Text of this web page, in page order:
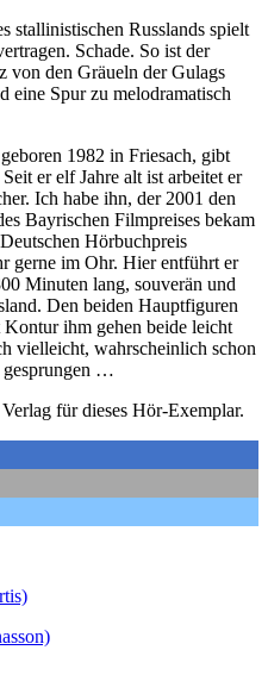
stallinistischen Russlands spielt
Schade. So ist der
von den Gräueln der Gulags
Spur zu melodramatisch
1982 in Friesach, gibt
er elf Jahre alt ist arbeitet er
Ich habe ihn, der 2001 den
Bayrischen Filmpreises bekam
Hörbuchpreis
gerne im Ohr. Hier entführt er
Minuten lang, souverän und
Den beiden Hauptfiguren
ihm gehen beide leicht
vielleicht, wahrscheinlich schon
gesprungen …
für dieses Hör-Exemplar.